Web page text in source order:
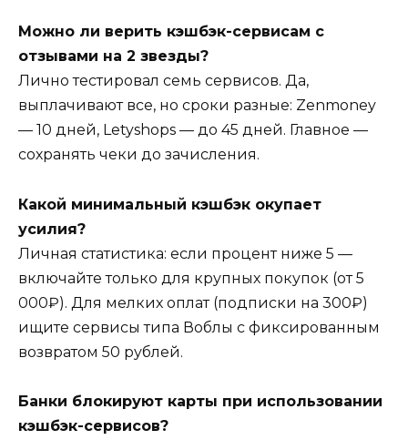
Можно ли верить кэшбэк-сервисам с
отзывами на 2 звезды?
Лично тестировал семь сервисов. Да,
выплачивают все, но сроки разные: Zenmoney
— 10 дней, Letyshops — до 45 дней. Главное —
сохранять чеки до зачисления.
Какой минимальный кэшбэк окупает
усилия?
Личная статистика: если процент ниже 5 —
включайте только для крупных покупок (от 5
000₽). Для мелких оплат (подписки на 300₽)
ищите сервисы типа Воблы с фиксированным
возвратом 50 рублей.
Банки блокируют карты при использовании
кэшбэк-сервисов?